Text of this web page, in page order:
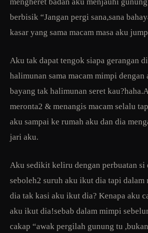
berbisik “Jangan pergi sana,sana
kasar yang sama macam masa aku
Aku tak dapat tengok siapa gerangan
halimunan sama macam mimpi
bayang tak halimunan seret
meronta2 & menangis macam selalu
aku sampai ke rumah aku dan dia
jari aku.
Aku sedikit keliru dengan perbuatan si
seboleh2 suruh aku ikut dia tapi dalam
dia tak kasi aku ikut dia? Kenapa aku
aku ikut dia!sebab dalam mimpi
cakap “awak pergilah gunung tu